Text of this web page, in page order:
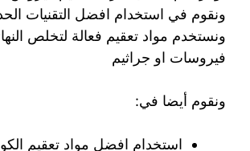
ونقوم في استخدام افضل التقنيات
ونستخدم مواد تعقيم فعالة لتخلص
فيروسات او جراثيم
ونقوم أيضا في:
استخدام افضل مواد تعقيم